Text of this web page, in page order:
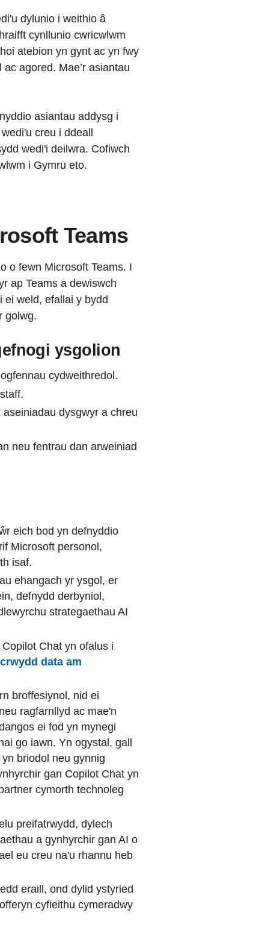
dylunio i weithio â
cynllunio cwricwlwm
atebion yn gynt ac yn fwy
agored. Mae’r asiantau
asiantau addysg i
creu i ddeall
wedi'i deilwra. Cofiwch
i Gymru eto.
Teams
o fewn Microsoft Teams. I
ap Teams a dewiswch
ei weld, efallai y bydd
golwg.
ysgolion
cydweithredol.
dysgwyr a chreu
neu fentrau dan arweiniad
eich bod yn defnyddio
Microsoft personol,
isaf.
ehangach yr ysgol, er
defnydd derbyniol,
strategaethau AI
Chat yn ofalus i
data am
broffesiynol, nid ei
ragfarnllyd ac mae'n
ei fod yn mynegi
go iawn. Yn ogystal, gall
briodol neu gynnig
gan Copilot Chat yn
cymorth technoleg
preifatrwydd, dylech
a gynhyrchir gan AI o
eu creu na'u rhannu heb
eraill, ond dylid ystyried
cyfieithu cymeradwy